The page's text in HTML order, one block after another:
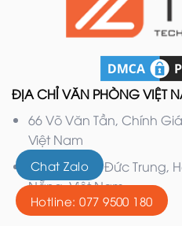
ĐỊA CHỈ VĂN PHÒNG VIỆT
66 Võ Văn Tần, Chính
Việt Nam
132 Nguyễn Đức Trung,
Nẵng, Việt Nam
Chat Zalo
Hotline: 077 9500 180